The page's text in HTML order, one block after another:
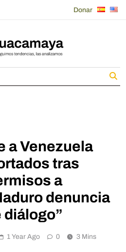
Donar
a Venezuela
tras
a
denuncia
diálogo”
1 Year Ago 0 3 Mins